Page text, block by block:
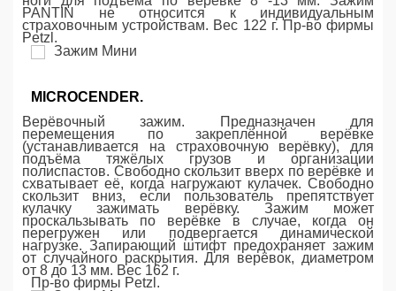
PANTIN не относится к индивидуальным
страховочным устройствам. Вес 122 г. Пр-во фирмы
Petzl.
MICROCENDER.
Верёвочный зажим. Предназначен для
перемещения по закреплённой верёвке
(устанавливается на страховочную верёвку), для
подъёма тяжёлых грузов и организации
полиспастов. Свободно скользит вверх по верёвке и
схватывает её, когда нагружают кулачек. Свободно
скользит вниз, если пользователь препятствует
кулачку зажимать верёвку. Зажим может
проскальзывать по верёвке в случае, когда он
перегружен или подвергается динамической
нагрузке. Запирающий штифт предохраняет зажим
от случайного раскрытия. Для верёвок, диаметром
от 8 до 13 мм. Вес 162 г.
Пр-во фирмы Petzl.